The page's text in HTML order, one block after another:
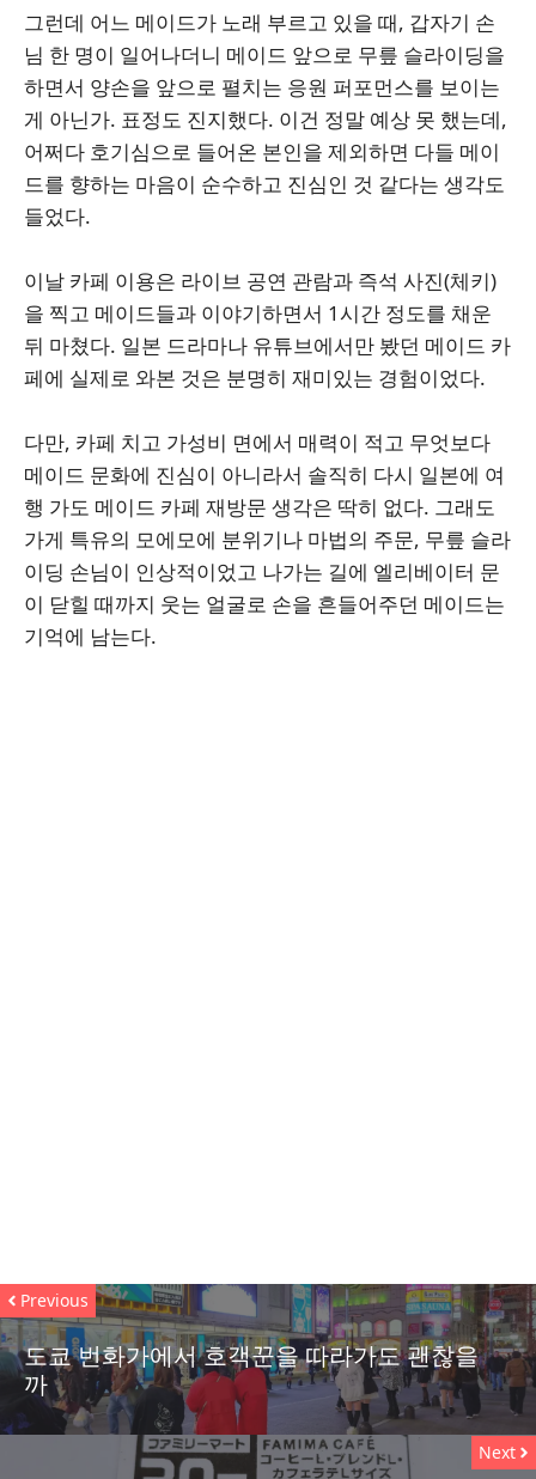
그런데 어느 메이드가 노래 부르고 있을 때, 갑자기 손
님 한 명이 일어나더니 메이드 앞으로 무릎 슬라이딩을
하면서 양손을 앞으로 펼치는 응원 퍼포먼스를 보이는
게 아닌가. 표정도 진지했다. 이건 정말 예상 못 했는데,
어쩌다 호기심으로 들어온 본인을 제외하면 다들 메이
드를 향하는 마음이 순수하고 진심인 것 같다는 생각도
들었다.
이날 카페 이용은 라이브 공연 관람과 즉석 사진(체키)
을 찍고 메이드들과 이야기하면서 1시간 정도를 채운
뒤 마쳤다. 일본 드라마나 유튜브에서만 봤던 메이드 카
페에 실제로 와본 것은 분명히 재미있는 경험이었다.
다만, 카페 치고 가성비 면에서 매력이 적고 무엇보다
메이드 문화에 진심이 아니라서 솔직히 다시 일본에 여
행 가도 메이드 카페 재방문 생각은 딱히 없다. 그래도
가게 특유의 모에모에 분위기나 마법의 주문, 무릎 슬라
이딩 손님이 인상적이었고 나가는 길에 엘리베이터 문
이 닫힐 때까지 웃는 얼굴로 손을 흔들어주던 메이드는
기억에 남는다.
Previous
도쿄 번화가에서 호객꾼을 따라가도 괜찮을
까
Next